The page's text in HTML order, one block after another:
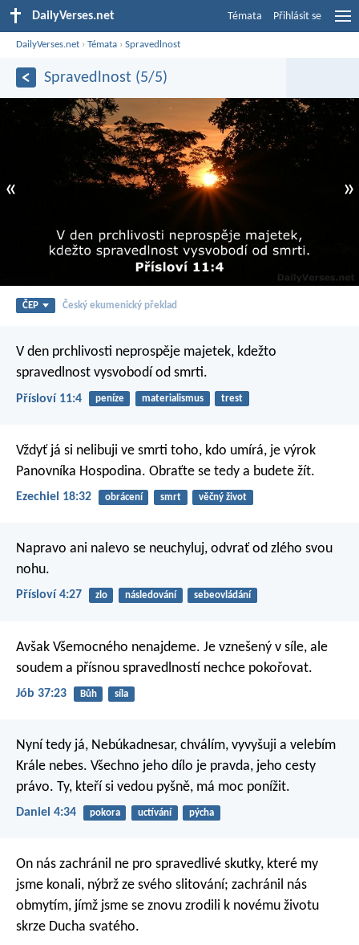
DailyVerses.net Témata Přihlásit se
DailyVerses.net ›Témata ›Spravedlnost
Spravedlnost (5/5)
« »
ČEP Český ekumenický překlad
V den prchlivosti neprospěje majetek, kdežto
spravedlnost vysvobodí od smrti.
Přísloví 11:4 peníze materialismus trest
Vždyť já si nelibuji ve smrti toho, kdo umírá, je výrok
Panovníka Hospodina. Obraťte se tedy a budete žít.
Ezechiel 18:32 obrácení smrt věčný život
Napravo ani nalevo se neuchyluj, odvrať od zlého svou
nohu.
Přísloví 4:27 zlo následování sebeovládání
Avšak Všemocného nenajdeme. Je vznešený v síle, ale
soudem a přísnou spravedlností nechce pokořovat.
Jób 37:23 Bůh síla
Nyní tedy já, Nebúkadnesar, chválím, vyvyšuji a velebím
Krále nebes. Všechno jeho dílo je pravda, jeho cesty
právo. Ty, kteří si vedou pyšně, má moc ponížit.
Daniel 4:34 pokora uctívání pýcha
On nás zachránil ne pro spravedlivé skutky, které my
jsme konali, nýbrž ze svého slitování; zachránil nás
obmytím, jímž jsme se znovu zrodili k novému životu
skrze Ducha svatého.